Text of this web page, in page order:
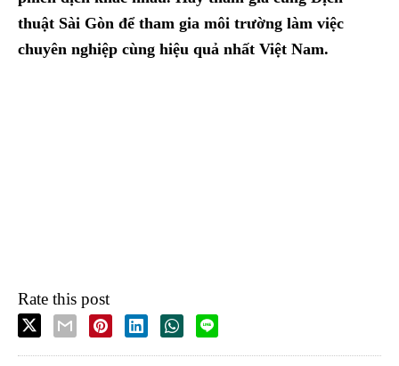
thuật Sài Gòn để tham gia môi trường làm việc
chuyên nghiệp cùng hiệu quả nhất Việt Nam.
Rate this post